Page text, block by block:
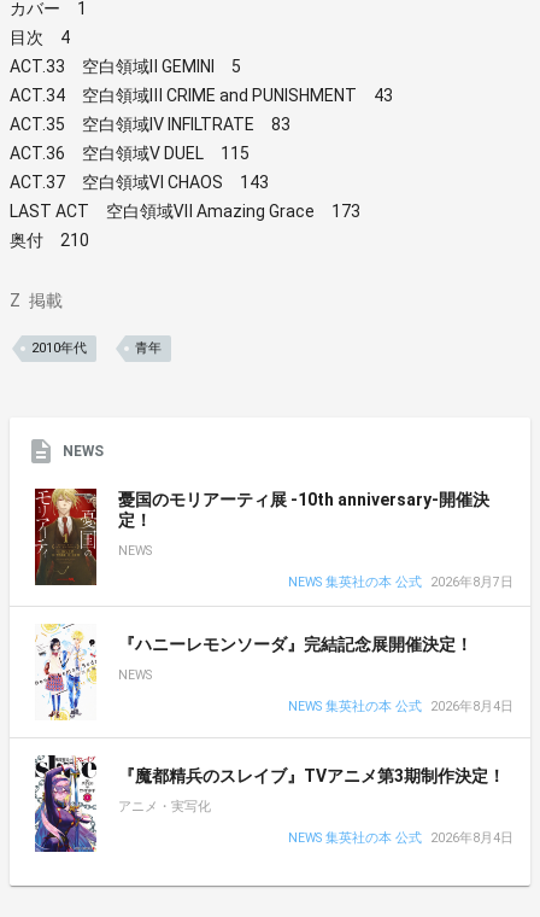
カバー 1
目次 4
ACT.33 空白領域Ⅱ GEMINI 5
ACT.34 空白領域Ⅲ CRIME and PUNISHMENT 43
ACT.35 空白領域Ⅳ INFILTRATE 83
ACT.36 空白領域Ⅴ DUEL 115
ACT.37 空白領域Ⅵ CHAOS 143
LAST ACT 空白領域Ⅶ Amazing Grace 173
奥付 210
Z 掲載
2010年代 青年
NEWS
憂国のモリアーティ展 -10th anniversary-開催決
定！
NEWS
NEWS 集英社の本 公式
2026年8月7日
『ハニーレモンソーダ』完結記念展開催決定！
NEWS
NEWS 集英社の本 公式
2026年8月4日
『魔都精兵のスレイブ』TVアニメ第3期制作決定！
アニメ・実写化
NEWS 集英社の本 公式
2026年8月4日